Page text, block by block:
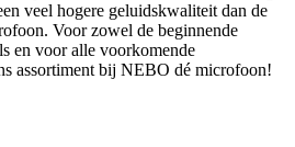
veel hogere geluidskwaliteit dan de
Voor zowel de beginnende
en voor alle voorkomende
assortiment bij NEBO dé microfoon!